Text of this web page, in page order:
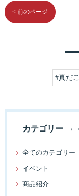
< 前のページ
#真だこ
カテゴリー
全てのカテゴリー
イベント
商品紹介